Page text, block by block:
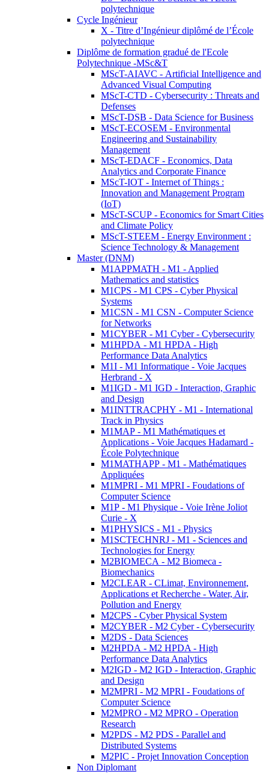
polytechnique
Cycle Ingénieur
X - Titre d’Ingénieur diplômé de l’École
polytechnique
Diplôme de formation gradué de l'Ecole
Polytechnique -MSc&T
MScT-AIAVC - Artificial Intelligence and
Advanced Visual Computing
MScT-CTD - Cybersecurity : Threats and
Defenses
MScT-DSB - Data Science for Business
MScT-ECOSEM - Environmental
Engineering and Sustainability
Management
MScT-EDACF - Economics, Data
Analytics and Corporate Finance
MScT-IOT - Internet of Things :
Innovation and Management Program
(IoT)
MScT-SCUP - Economics for Smart Cities
and Climate Policy
MScT-STEEM - Energy Environment :
Science Technology & Management
Master (DNM)
M1APPMATH - M1 - Applied
Mathematics and statistics
M1CPS - M1 CPS - Cyber Physical
Systems
M1CSN - M1 CSN - Computer Science
for Networks
M1CYBER - M1 Cyber - Cybersecurity
M1HPDA - M1 HPDA - High
Performance Data Analytics
M1I - M1 Informatique - Voie Jacques
Herbrand - X
M1IGD - M1 IGD - Interaction, Graphic
and Design
M1INTTRACPHY - M1 - International
Track in Physics
M1MAP - M1 Mathématiques et
Applications - Voie Jacques Hadamard -
École Polytechnique
M1MATHAPP - M1 - Mathématiques
Appliquées
M1MPRI - M1 MPRI - Foudations of
Computer Science
M1P - M1 Physique - Voie Irène Joliot
Curie - X
M1PHYSICS - M1 - Physics
M1SCTECHNRJ - M1 - Sciences and
Technologies for Energy
M2BIOMECA - M2 Biomeca -
Biomechanics
M2CLEAR - CLimat, Environnement,
Applications et Recherche - Water, Air,
Pollution and Energy
M2CPS - Cyber Physical System
M2CYBER - M2 Cyber - Cybersecurity
M2DS - Data Sciences
M2HPDA - M2 HPDA - High
Performance Data Analytics
M2IGD - M2 IGD - Interaction, Graphic
and Design
M2MPRI - M2 MPRI - Foudations of
Computer Science
M2MPRO - M2 MPRO - Operation
Research
M2PDS - M2 PDS - Parallel and
Distributed Systems
M2PIC - Projet Innovation Conception
Non Diplomant